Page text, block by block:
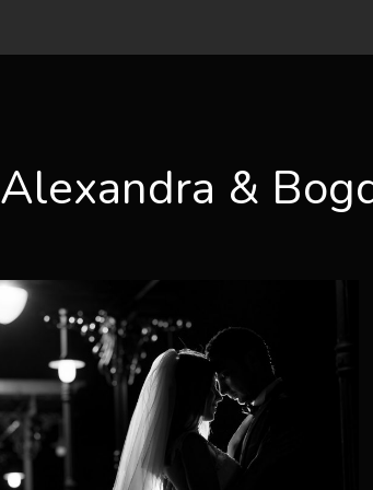
Alexandra &